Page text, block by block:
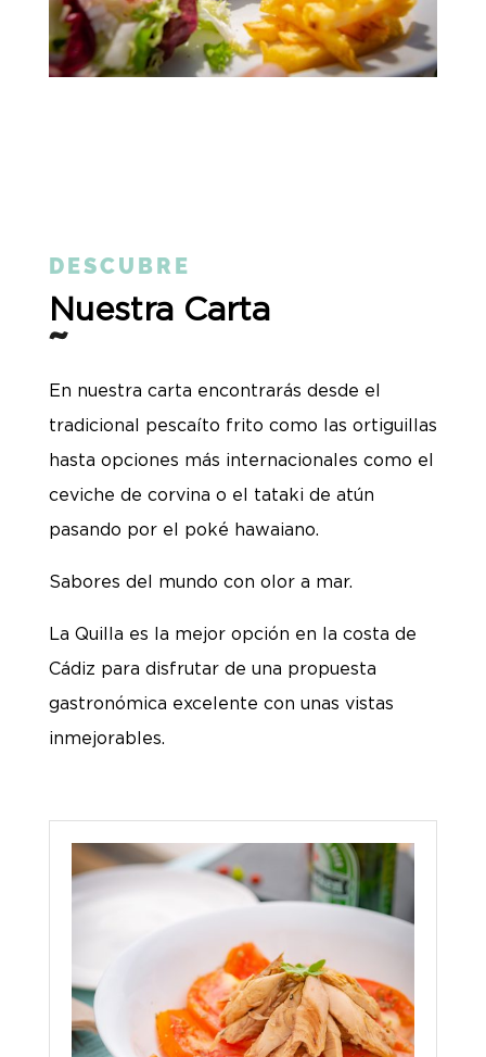
DESCUBRE
Nuestra Carta
En nuestra carta encontrarás desde el
tradicional pescaíto frito como las ortiguillas
hasta opciones más internacionales como el
ceviche de corvina o el tataki de atún
pasando por el poké hawaiano.
Sabores del mundo con olor a mar.
La Quilla es la mejor opción en la costa de
Cádiz para disfrutar de una propuesta
gastronómica excelente con unas vistas
inmejorables.